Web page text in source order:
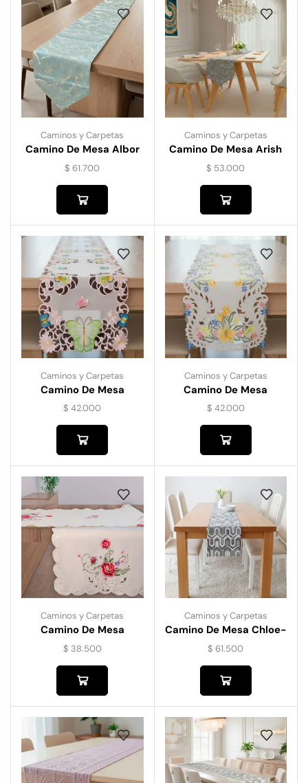
Caminos y Carpetas
Camino De Mesa Albor
$ 61.700
Caminos y Carpetas
Camino De Mesa Arish
$ 53.000
Caminos y Carpetas
Camino De Mesa
Bordado 8011
$ 42.000
Caminos y Carpetas
Camino De Mesa
Bordado 8102
$ 42.000
Caminos y Carpetas
Camino De Mesa
Bordado Hometex
$ 38.500
Caminos y Carpetas
Camino De Mesa Chloe-
Gris
$ 61.500